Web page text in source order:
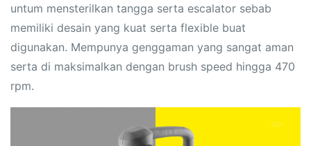
untum mensterilkan tangga serta escalator sebab
memiliki desain yang kuat serta flexible buat
digunakan. Mempunya genggaman yang sangat aman
serta di maksimalkan dengan brush speed hingga 470
rpm.